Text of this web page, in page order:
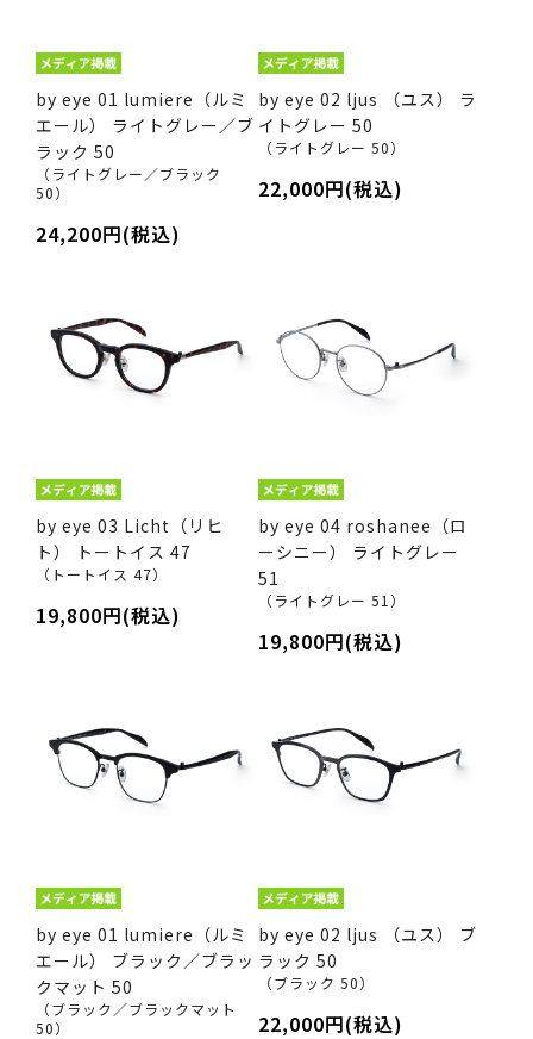
by eye 01 lumiere（ルミ
エール） ライトグレー／ブ
ラック 50
（ライトグレー／ブラック
50）
24,200円(税込)
by eye 02 ljus （ユス） ラ
イトグレー 50
（ライトグレー 50）
22,000円(税込)
by eye 03 Licht（リヒ
ト） トートイス 47
（トートイス 47）
19,800円(税込)
by eye 04 roshanee（ロ
ーシニー） ライトグレー
51
（ライトグレー 51）
19,800円(税込)
by eye 01 lumiere（ルミ
エール） ブラック／ブラッ
クマット 50
（ブラック／ブラックマット
50）
by eye 02 ljus （ユス） ブ
ラック 50
（ブラック 50）
22,000円(税込)